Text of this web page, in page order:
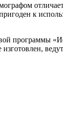
к
программы